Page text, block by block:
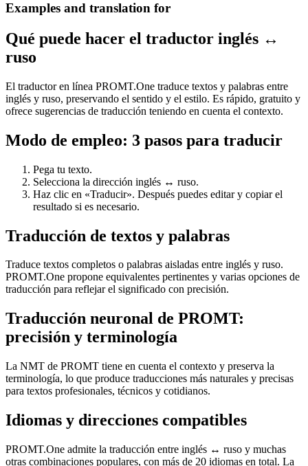
Examples and translation for
Qué puede hacer el traductor inglés ↔
ruso
El traductor en línea PROMT.One traduce textos y palabras entre
inglés y ruso, preservando el sentido y el estilo. Es rápido, gratuito y
ofrece sugerencias de traducción teniendo en cuenta el contexto.
Modo de empleo: 3 pasos para traducir
Pega tu texto.
Selecciona la dirección inglés ↔ ruso.
Haz clic en «Traducir». Después puedes editar y copiar el
resultado si es necesario.
Traducción de textos y palabras
Traduce textos completos o palabras aisladas entre inglés y ruso.
PROMT.One propone equivalentes pertinentes y varias opciones de
traducción para reflejar el significado con precisión.
Traducción neuronal de PROMT:
precisión y terminología
La NMT de PROMT tiene en cuenta el contexto y preserva la
terminología, lo que produce traducciones más naturales y precisas
para textos profesionales, técnicos y cotidianos.
Idiomas y direcciones compatibles
PROMT.One admite la traducción entre inglés ↔ ruso y muchas
otras combinaciones populares, con más de 20 idiomas en total. La